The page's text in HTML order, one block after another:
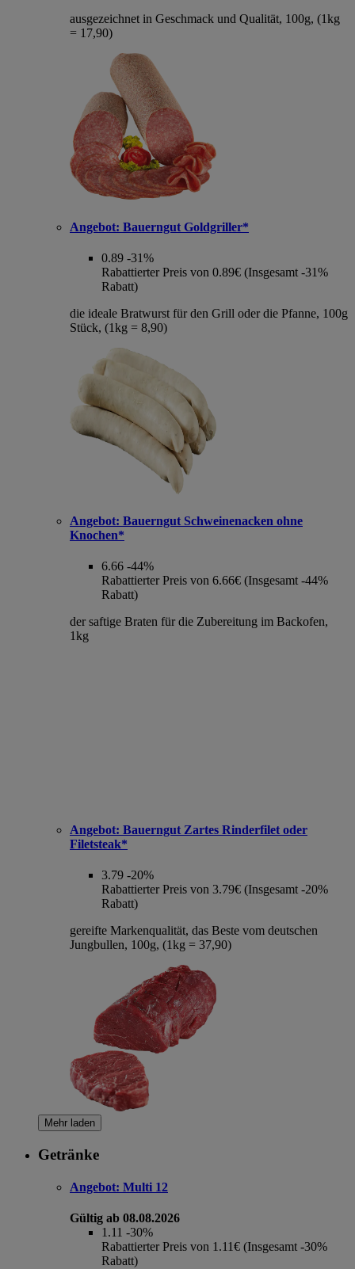
ausgezeichnet in Geschmack und Qualität, 100g, (1kg
= 17,90)
Angebot: Bauerngut Goldgriller*
0.89 -31%
Rabattierter Preis von 0.89€ (Insgesamt -31%
Rabatt)
die ideale Bratwurst für den Grill oder die Pfanne, 100g
Stück, (1kg = 8,90)
Angebot: Bauerngut Schweinenacken ohne
Knochen*
6.66 -44%
Rabattierter Preis von 6.66€ (Insgesamt -44%
Rabatt)
der saftige Braten für die Zubereitung im Backofen,
1kg
Angebot: Bauerngut Zartes Rinderfilet oder
Filetsteak*
3.79 -20%
Rabattierter Preis von 3.79€ (Insgesamt -20%
Rabatt)
gereifte Markenqualität, das Beste vom deutschen
Jungbullen, 100g, (1kg = 37,90)
Mehr laden
Getränke
Angebot: Multi 12
Gültig ab 08.08.2026
1.11 -30%
Rabattierter Preis von 1.11€ (Insgesamt -30%
Rabatt)